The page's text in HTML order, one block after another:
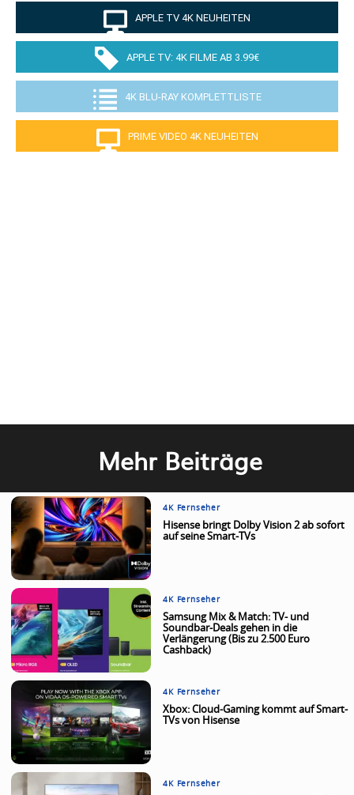
APPLE TV 4K NEUHEITEN
APPLE TV: 4K FILME AB 3.99€
4K BLU-RAY KOMPLETTLISTE
PRIME VIDEO 4K NEUHEITEN
Mehr Beiträge
4K Fernseher
Hisense bringt Dolby Vision 2 ab sofort
auf seine Smart-TVs
4K Fernseher
Samsung Mix & Match: TV- und
Soundbar-Deals gehen in die
Verlängerung (Bis zu 2.500 Euro
Cashback)
4K Fernseher
Xbox: Cloud-Gaming kommt auf Smart-
TVs von Hisense
4K Fernseher